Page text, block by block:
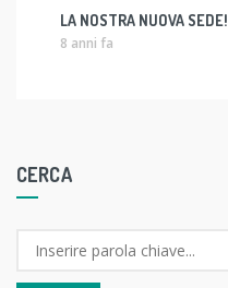
LA NOSTRA NUOVA SEDE!
8 anni fa
CERCA